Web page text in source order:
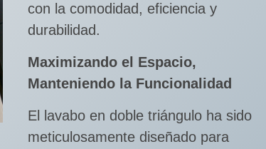
con la comodidad, eficiencia y
durabilidad.
Maximizando el Espacio,
Manteniendo la Funcionalidad
El lavabo en doble triángulo ha sido
meticulosamente diseñado para